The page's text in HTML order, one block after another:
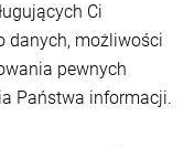
Ci
danych, możliwości
pewnych
Państwa informacji.